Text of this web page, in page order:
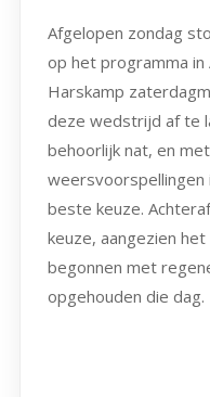
Afgelopen zondag
op het programma in
Harskamp
deze wedstrijd af te
behoorlijk nat, en
beste keuze.
keuze, aangezien
begonnen met
opgehouden die dag.